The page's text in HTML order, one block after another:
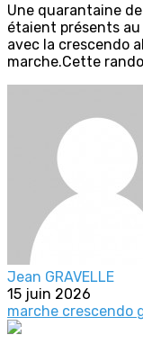
Une quarantaine
étaient présents
avec la crescendo
marche.Cette
Jean GRAVELLE
15 juin 2026
marche crescendo